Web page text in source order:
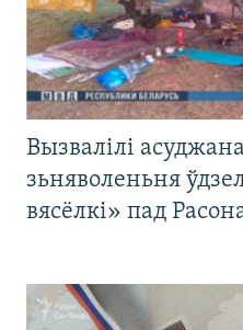
Вызвалілі
зьняволеньня
вясёлкі» пад